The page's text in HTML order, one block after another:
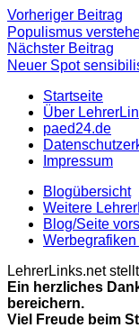
Vorheriger Beitrag
Populismus
Nächster Beitrag
Neuer Spot
Startseite
Über
paed24.de
Impressum
Blogübersicht
Weitere
Blog/Seite
LehrerLinks.net
Ein herzliches
bereichern.
Viel Freude beim